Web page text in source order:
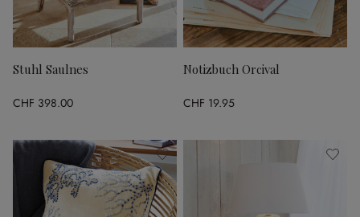
Stuhl Saulnes
CHF 398.00
Notizbuch Orcival
CHF 19.95